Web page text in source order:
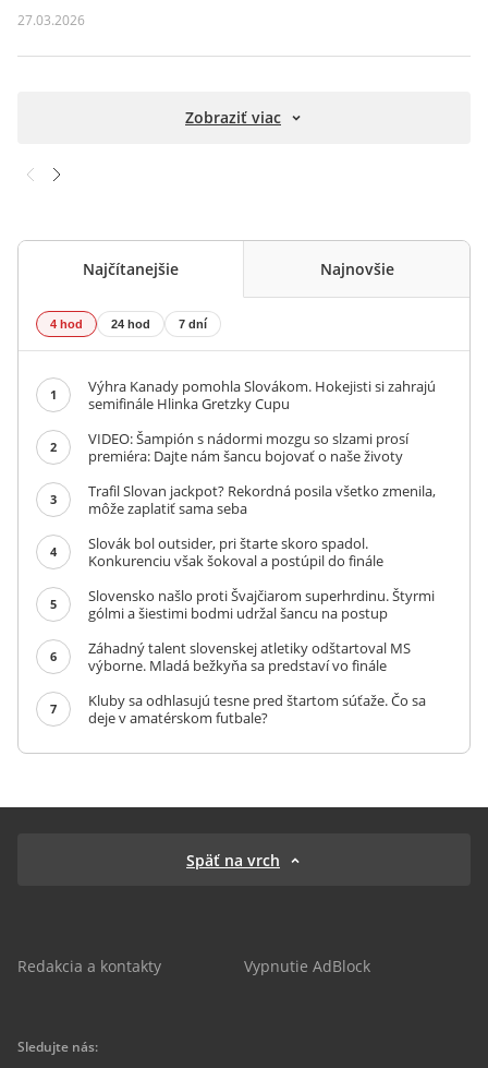
27.03.2026
Zobraziť viac
Najčítanejšie Najnovšie
4 hod 24 hod 7 dní
1
Výhra Kanady pomohla Slovákom. Hokejisti si zahrajú
semifinále Hlinka Gretzky Cupu
2
VIDEO: Šampión s nádormi mozgu so slzami prosí
premiéra: Dajte nám šancu bojovať o naše životy
3
Trafil Slovan jackpot? Rekordná posila všetko zmenila,
môže zaplatiť sama seba
4
Slovák bol outsider, pri štarte skoro spadol.
Konkurenciu však šokoval a postúpil do finále
5
Slovensko našlo proti Švajčiarom superhrdinu. Štyrmi
gólmi a šiestimi bodmi udržal šancu na postup
6
Záhadný talent slovenskej atletiky odštartoval MS
výborne. Mladá bežkyňa sa predstaví vo finále
7
Kluby sa odhlasujú tesne pred štartom súťaže. Čo sa
deje v amatérskom futbale?
Späť na vrch
Redakcia a kontakty Vypnutie AdBlock
Sledujte nás: